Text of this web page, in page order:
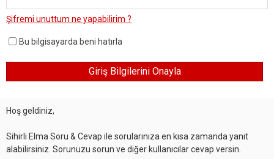
Şifremi unuttum ne yapabilirim ?
Bu bilgisayarda beni hatırla
Hoş geldiniz,
Sihirli Elma Soru & Cevap ile sorularınıza en kısa zamanda yanıt
alabilirsiniz. Sorunuzu sorun ve diğer kullanıcılar cevap versin.